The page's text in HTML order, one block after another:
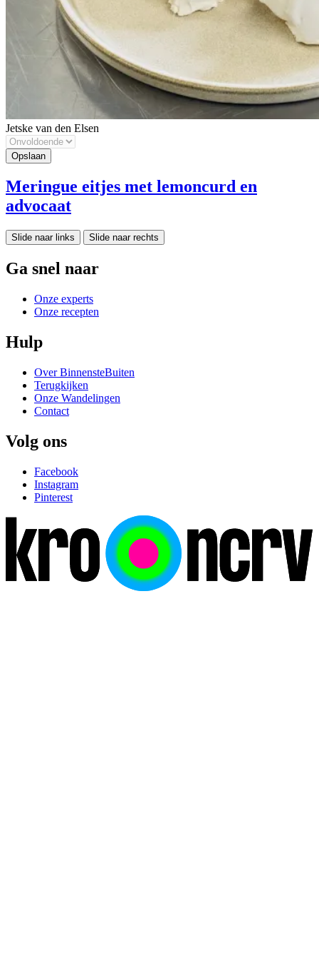
Jetske van den Elsen
Meringue eitjes met lemoncurd en
advocaat
Slide naar links Slide naar rechts
Ga snel naar
Onze experts
Onze recepten
Hulp
Over BinnensteBuiten
Terugkijken
Onze Wandelingen
Contact
Volg ons
Facebook
Instagram
Pinterest